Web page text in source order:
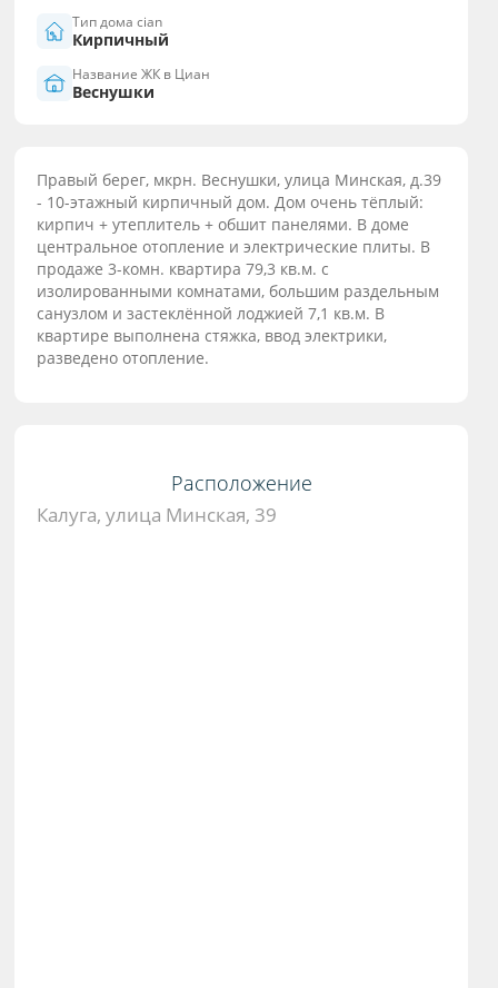
Тип дома cian
Кирпичный
Название ЖК в Циан
Веснушки
Правый берег, мкрн. Веснушки, улица Минская, д.39
- 10-этажный кирпичный дом. Дом очень тёплый:
кирпич + утеплитель + обшит панелями. В доме
центральное отопление и электрические плиты. В
продаже 3-комн. квартира 79,3 кв.м. с
изолированными комнатами, большим раздельным
санузлом и застеклённой лоджией 7,1 кв.м. В
квартире выполнена стяжка, ввод электрики,
разведено отопление.
Расположение
Калуга, улица Минская, 39